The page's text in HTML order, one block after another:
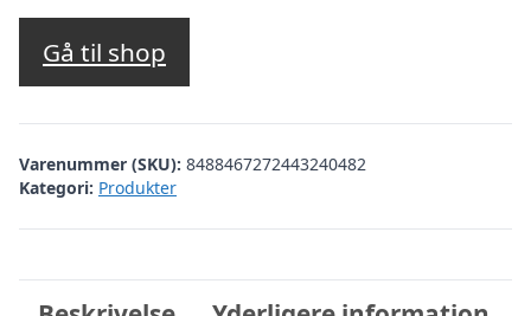
Gå til shop
Varenummer (SKU): 8488467272443240482
Kategori: Produkter